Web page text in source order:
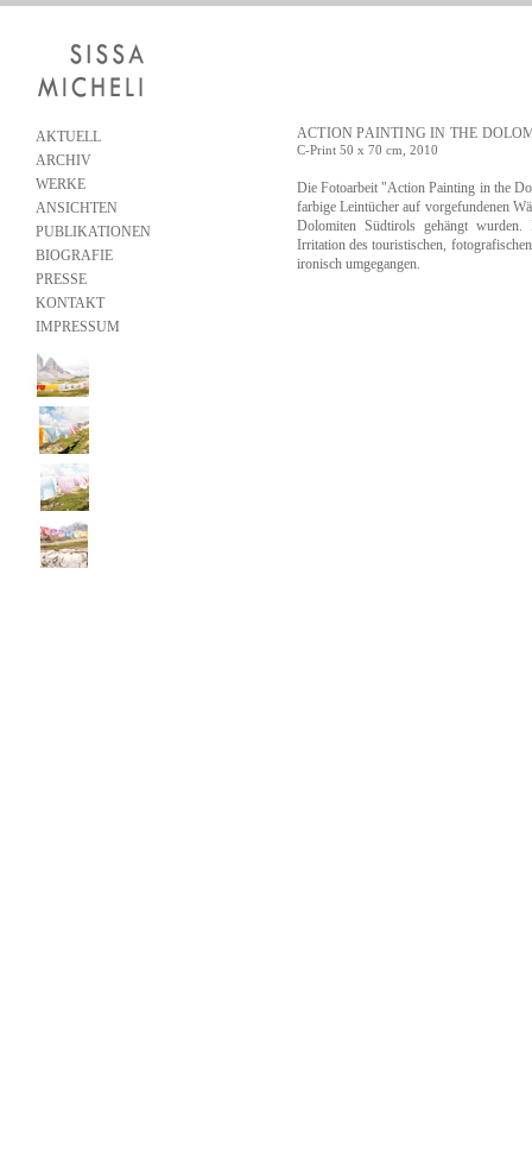
AKTUELL
ARCHIV
WERKE
ANSICHTEN
PUBLIKATIONEN
BIOGRAFIE
PRESSE
KONTAKT
IMPRESSUM
ACTION PAINTING IN THE
C-Print 50 x 70 cm, 2010
Die Fotoarbeit "Action Painting in the
farbige Leintücher auf vorgefundenen
Dolomiten Südtirols gehängt wurden.
Irritation des touristischen,
ironisch umgegangen.